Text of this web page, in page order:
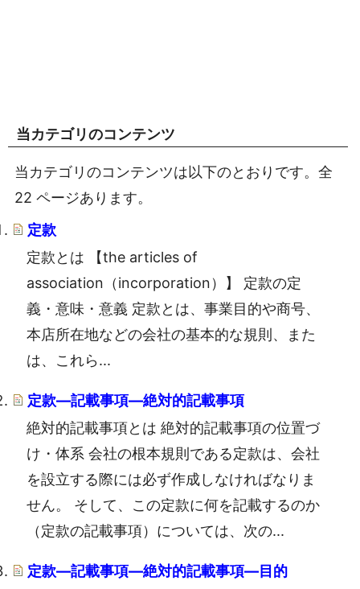
当カテゴリのコンテンツ
当カテゴリのコンテンツは以下のとおりです。全
22 ページあります。
定款
定款とは 【the articles of
association（incorporation）】 定款の定
義・意味・意義 定款とは、事業目的や商号、
本店所在地などの会社の基本的な規則、また
は、これら...
定款―記載事項―絶対的記載事項
絶対的記載事項とは 絶対的記載事項の位置づ
け・体系 会社の根本規則である定款は、会社
を設立する際には必ず作成しなければなりま
せん。 そして、この定款に何を記載するのか
（定款の記載事項）については、次の...
定款―記載事項―絶対的記載事項―目的